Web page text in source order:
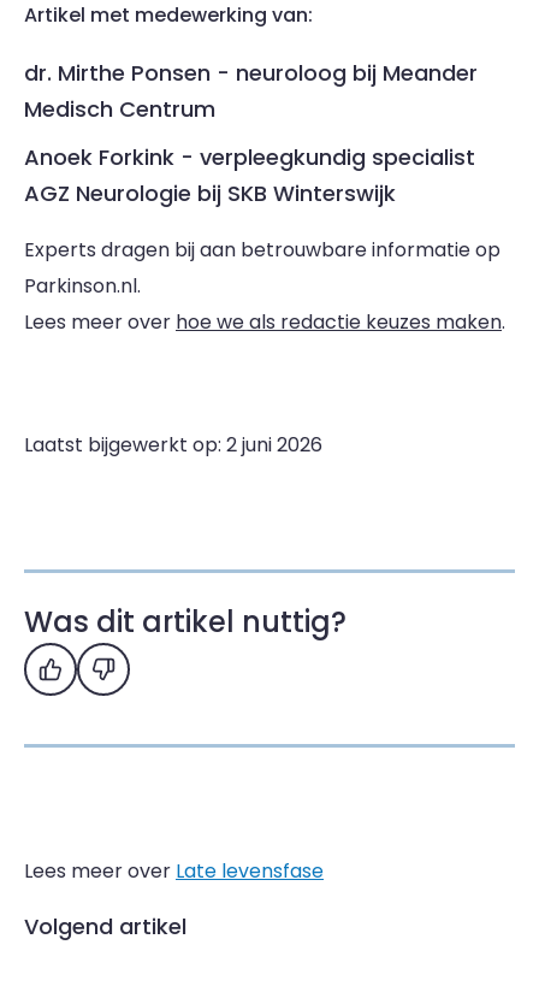
Artikel met medewerking van:
dr. Mirthe Ponsen - neuroloog bij Meander
Medisch Centrum
Anoek Forkink - verpleegkundig specialist
AGZ Neurologie bij SKB Winterswijk
Experts dragen bij aan betrouwbare informatie op
Parkinson.nl.
Lees meer over hoe we als redactie keuzes maken.
Laatst bijgewerkt op: 2 juni 2026
Was dit artikel nuttig?
Ja Nee
Lees meer over Late levensfase
Volgend artikel